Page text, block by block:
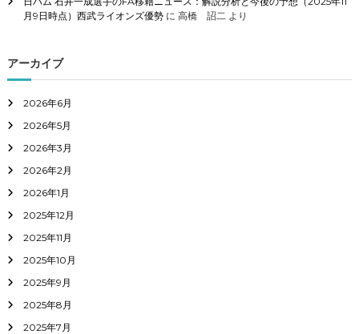
月9日時点）西武ライオンズ優勢に 高橋 詔二 より
アーカイブ
2026年6月
2026年5月
2026年3月
2026年2月
2026年1月
2025年12月
2025年11月
2025年10月
2025年9月
2025年8月
2025年7月